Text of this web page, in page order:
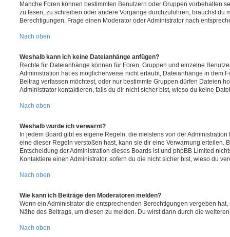
Manche Foren können bestimmten Benutzern oder Gruppen vorbehalten
zu lesen, zu schreiben oder andere Vorgänge durchzuführen, brauchst du
Berechtigungen. Frage einen Moderator oder Administrator nach
Nach oben
Weshalb kann ich keine Dateianhänge anfügen?
Rechte für Dateianhänge können für Foren, Gruppen und einzelne
Administration hat es möglicherweise nicht erlaubt, Dateianhänge in dem
Beitrag verfassen möchtest, oder nur bestimmte Gruppen dürfen Dateien
Administrator kontaktieren, falls du dir nicht sicher bist, wieso du keine
Nach oben
Weshalb wurde ich verwarnt?
In jedem Board gibt es eigene Regeln, die meistens von der
eine dieser Regeln verstoßen hast, kann sie dir eine Verwarnung erteilen.
Entscheidung der Administration dieses Boards ist und phpBB Limited
Kontaktiere einen Administrator, sofern du die nicht sicher bist, wieso du
Nach oben
Wie kann ich Beiträge den Moderatoren melden?
Wenn ein Administrator die entsprechenden Berechtigungen vergeben
Nähe des Beitrags, um diesen zu melden. Du wirst dann durch die
Nach oben